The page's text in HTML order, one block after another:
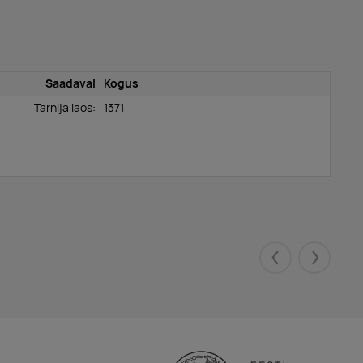
Saadaval Kogus
Tarnija laos: 1371
Eelmised